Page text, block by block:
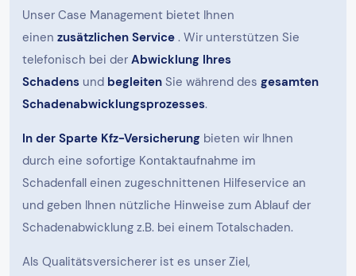
Unser Case Management bietet Ihnen
einen zusätzlichen Service . Wir unterstützen Sie
telefonisch bei der Abwicklung Ihres
Schadens und begleiten Sie während des gesamten
Schadenabwicklungsprozesses.
In der Sparte Kfz-Versicherung bieten wir Ihnen
durch eine sofortige Kontaktaufnahme im
Schadenfall einen zugeschnittenen Hilfeservice an
und geben Ihnen nützliche Hinweise zum Ablauf der
Schadenabwicklung z.B. bei einem Totalschaden.
Als Qualitätsversicherer ist es unser Ziel,